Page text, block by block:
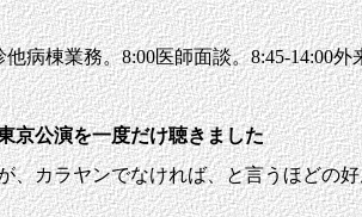
病棟業務。8:00医師面談。8:45-14:00
京公演を一度だけ聴きました
カラヤンでなければ、と言うほどの